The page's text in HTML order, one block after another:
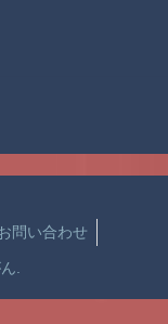
問い合わせ
.